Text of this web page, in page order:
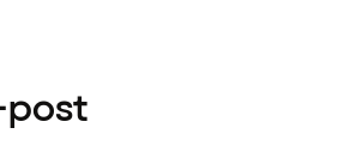
post